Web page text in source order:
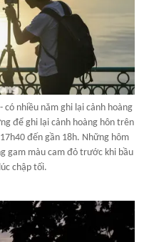
nhiều năm ghi lại cảnh hoàng
để ghi lại cảnh hoàng hôn trên
đến gần 18h. Những hôm
gam màu cam đỏ trước khi bầu
chập tối.